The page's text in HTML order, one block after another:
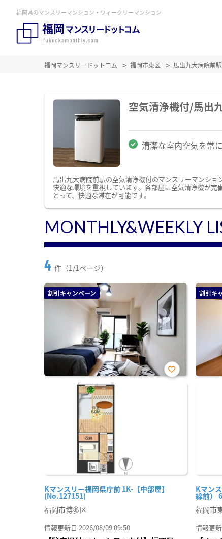
福岡県のマンスリーマンション・ウィークリーマンション
福岡マンスリードットコム 福岡市東区 馬出九大病院前駅
空気清浄機付/馬出
清潔な室内空気を常
馬出九大病院前駅の空気清浄機付のマンスリーマンシ
快適な環境を重視しています。各部屋に空気清浄機が
とって、快適な滞在が可能です。
MONTHLY&WEEKLY
4 件（1/1ページ）
割引キャンペーン
Kマンスリー福岡県庁前 1K-【中部屋】
(No.127151)
お気
福岡市博多区
情報更新日 2026/08/09 09:50
割引キ
Kマン
線前）
福岡市
情報更